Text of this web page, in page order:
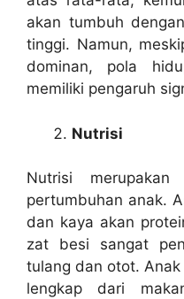
akan tumbuh
tinggi. Namun,
dominan, pola
memiliki pengaruh
Nutrisi
Nutrisi
pertumbuhan anak.
dan kaya akan
zat besi sangat
tulang dan otot.
lengkap dari